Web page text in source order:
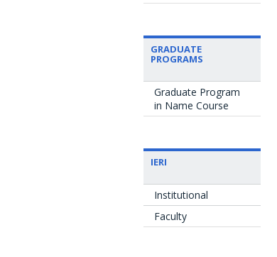
GRADUATE
PROGRAMS
Graduate Program
in Name Course
IERI
Institutional
Faculty